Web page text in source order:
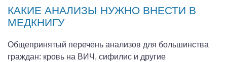
КАКИЕ АНАЛИЗЫ НУЖНО ВНЕСТИ В
МЕДКНИГУ
Общепринятый перечень анализов для большинства
граждан: кровь на ВИЧ, сифилис и другие